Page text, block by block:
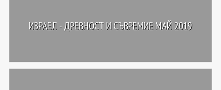
ИЗРАЕЛ - ДРЕВНОСТ И СЪВРЕМИЕ МАЙ 2019